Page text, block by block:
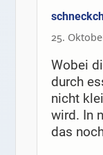
25.
Wobei
durch
nicht
wird. In
das